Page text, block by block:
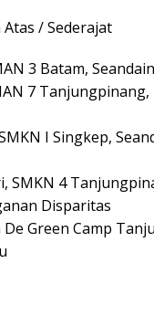
/ Sederajat
3 Batam,
7
I Singkep,
SMKN 4
Disparitas
Green Camp